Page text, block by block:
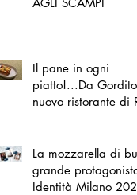
Il pane in ogni
piatto!...Da
nuovo ristorante di
La mozzarella di
grande
Identità Milano